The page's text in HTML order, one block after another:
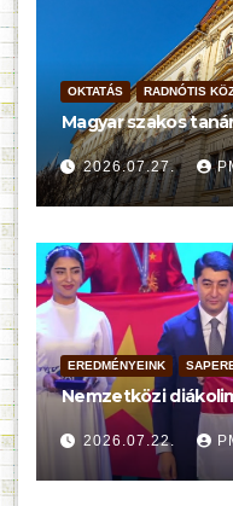
OKTATÁS RADNÓTIS
Magyar szakos
2026.07.27.
EREDMÉNYEINK
Nemzetközi
2026.07.22.